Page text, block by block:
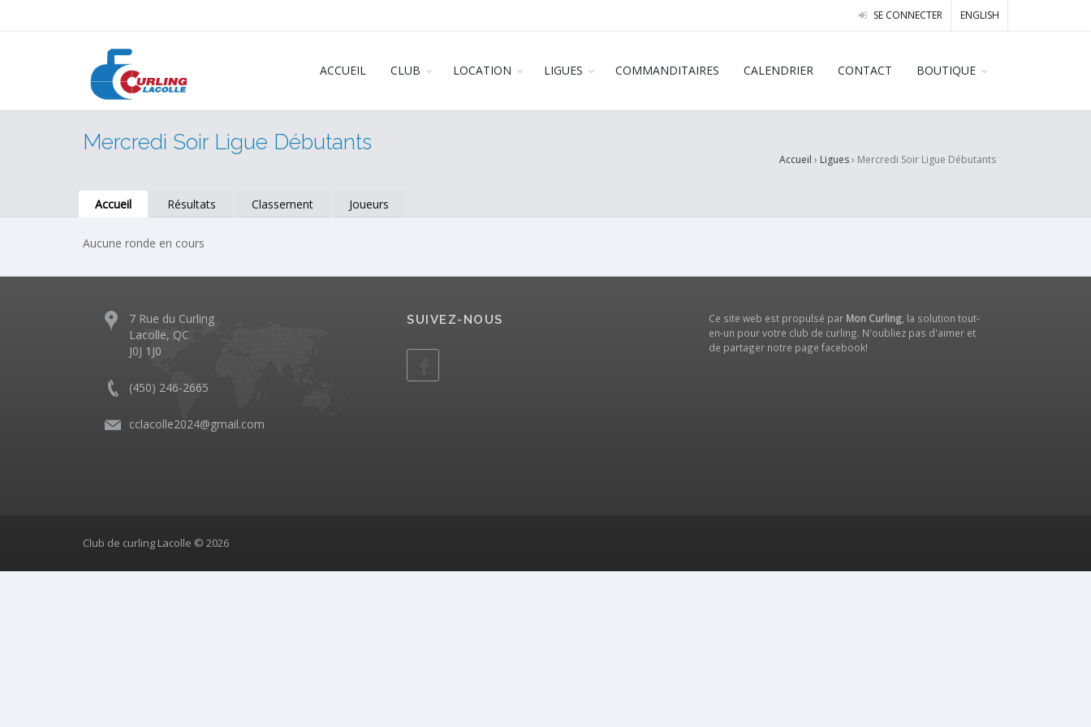
SE CONNECTER ENGLISH
ACCUEIL CLUB LOCATION LIGUES COMMANDITAIRES CALENDRIER CONTACT BOUTIQUE
Mercredi Soir Ligue Débutants
Accueil › Ligues› Mercredi Soir Ligue Débutants
Accueil Résultats Classement Joueurs
Aucune ronde en cours
7 Rue du Curling
Lacolle, QC
J0J 1J0
(450) 246-2665
cclacolle2024@gmail.com
SUIVEZ-NOUS Ce site web est propulsé par Mon Curling, la solution tout-
en-un pour votre club de curling. N'oubliez pas d'aimer et
de partager notre page facebook!
Club de curling Lacolle © 2026